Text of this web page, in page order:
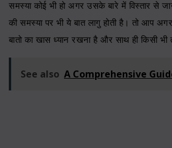
समस्या कोई भी हो अगर उसके बारे में विस्तार से
की समस्या पर भी ये बात लागु होती है। तो आप
बातो का खास ध्यान रखना है और साथ ही किसी
See also A Comprehensive